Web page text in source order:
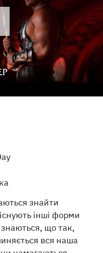
знайти
інші форми
що так,
вся наша